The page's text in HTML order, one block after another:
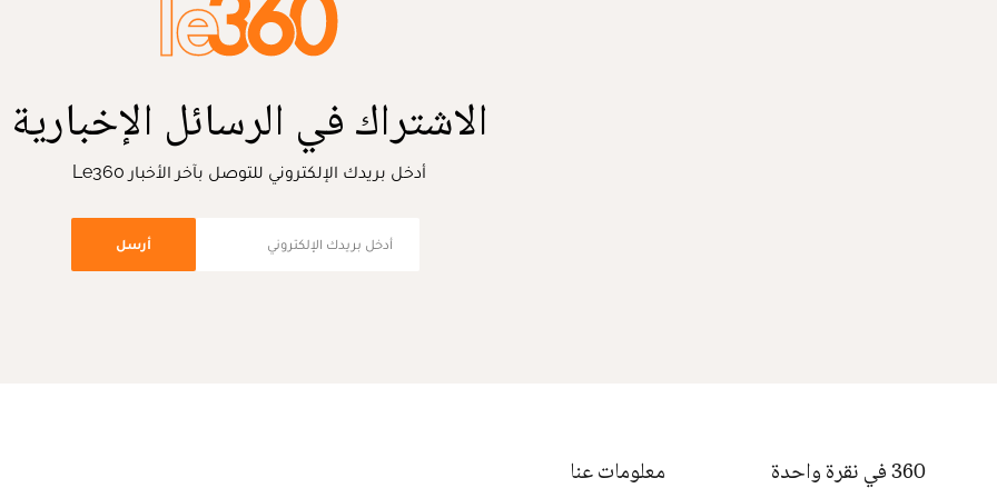
الاشتراك في الرسائل الإخبارية
أدخل بريدك الإلكتروني للتوصل بآخر الأخبار Le360
أرسل
360 في نقرة واحدة معلومات عنا